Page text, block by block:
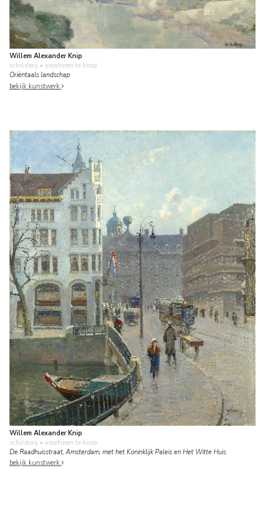
Willem Alexander Knip
schilderij • voorheen te koop
Oriëntaals landschap
bekijk kunstwerk
Willem Alexander Knip
schilderij • voorheen te koop
De Raadhuisstraat, Amsterdam, met het Koninklijk Paleis en Het Witte Huis
bekijk kunstwerk